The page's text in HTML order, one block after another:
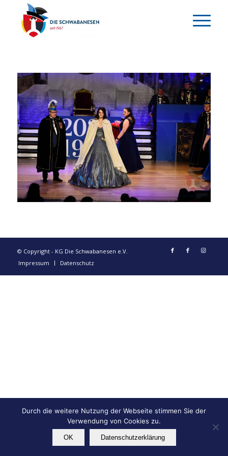
© Copyright - KG Die Schwabanesen e.V.
Impressum
Datenschutz
Durch die weitere Nutzung der Webseite stimmen Sie der
Verwendung von Cookies zu.
OK Datenschutzerklärung